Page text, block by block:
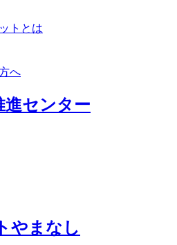
トとは
へ
進センター
やまなし